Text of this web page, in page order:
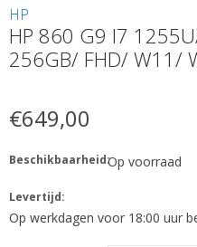
HP
HP 860 G9 I7
256GB/ FHD/ W11/
€649,00
Beschikbaarheid:Op voorraad
Levertijd:
Op werkdagen voor 18:00 uur